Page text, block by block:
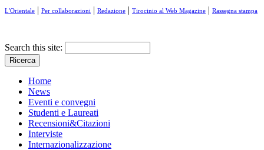
L'Orientale | Per collaborazioni | Redazione | Tirocinio al Web Magazine | Rassegna stampa
Search this site:
Home
News
Eventi e convegni
Studenti e Laureati
Recensioni&Citazioni
Interviste
Internazionalizzazione